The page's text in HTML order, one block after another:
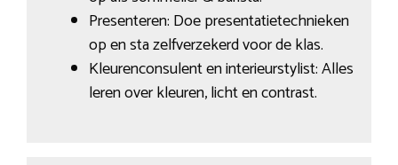
Presenteren: Doe presentatietechnieken
op en sta zelfverzekerd voor de klas.
Kleurenconsulent en interieurstylist: Alles
leren over kleuren, licht en contrast.